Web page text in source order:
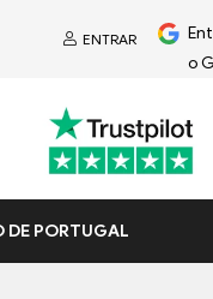
ENTRAR
o
DE PORTUGAL